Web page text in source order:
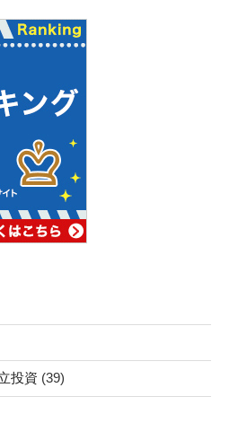
投資 (39)